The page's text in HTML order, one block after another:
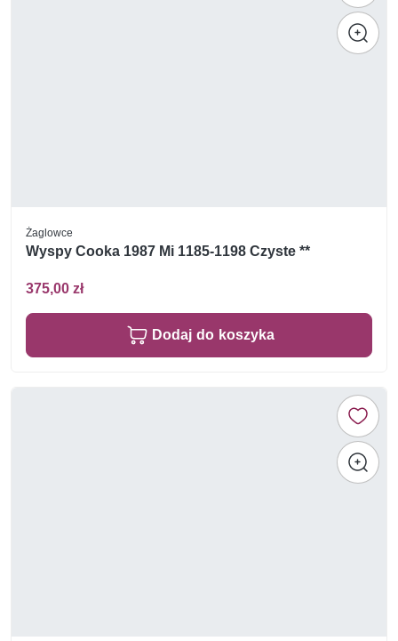
Żaglowce
Wyspy Cooka 1987 Mi 1185-1198 Czyste **
375,00 zł
Dodaj do koszyka